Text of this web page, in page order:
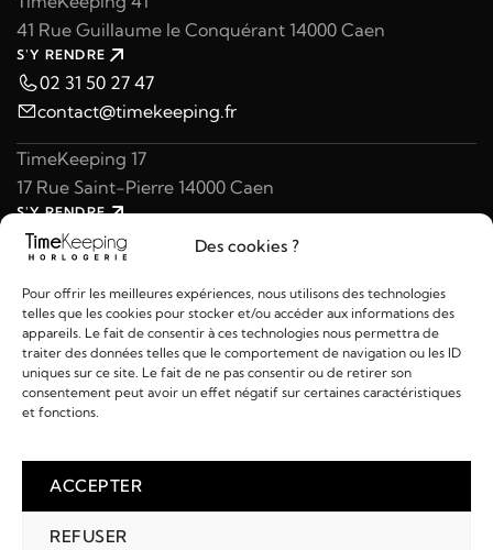
Des cookies ?
Pour offrir les meilleures expériences, nous utilisons des technologies
telles que les cookies pour stocker et/ou accéder aux informations des
appareils. Le fait de consentir à ces technologies nous permettra de
traiter des données telles que le comportement de navigation ou les ID
uniques sur ce site. Le fait de ne pas consentir ou de retirer son
consentement peut avoir un effet négatif sur certaines caractéristiques
et fonctions.
ACCEPTER
REFUSER
41 Rue Guillaume le Conquérant 14000 Caen
S'Y RENDRE
02 31 50 27 47
contact@timekeeping.fr
TimeKeeping 17
17 Rue Saint-Pierre 14000 Caen
S'Y RENDRE
02 31 47 49 97
contact@timekeeping.fr
Liens utiles
2026 © TIMEKEEPING - Réalisé par